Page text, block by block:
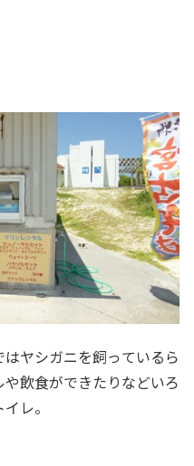
はヤシガニを飼っているら
飲食ができたりなどいろ
レ。